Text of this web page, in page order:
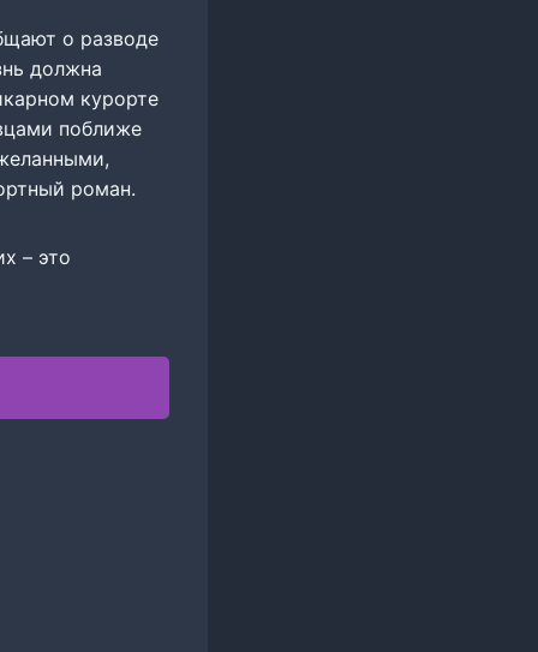
о разводе
должна
курорте
поближе
роман.
– это